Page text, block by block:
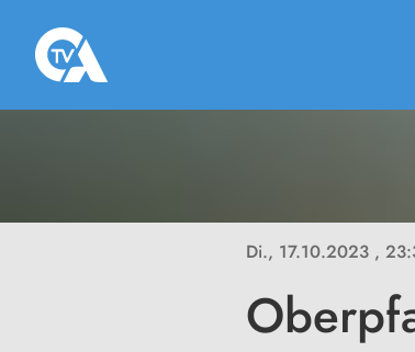
Di., 17.10.2023 ,